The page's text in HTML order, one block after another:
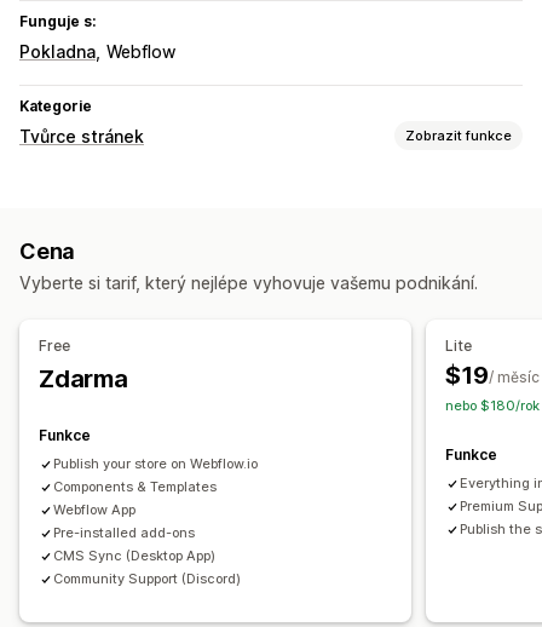
Funguje s:
Pokladna Webflow
Kategorie
Tvůrce stránek Zobrazit funkce
Kolekce
Stránky Centrum nápovědy Stránky Kontakt Stránky O nás
Zápatí
Stránky 404
Stránky Kariéra
Stránka Recenze
Vlastní stránky
Správa stránek
Nástroj Editor Prvky Šablony
Automatizace Stránky návrhů
Hromadné úpravy
Cena
Vyberte si tarif, který nejlépe vyhovuje vašemu podnikání.
Free
Zdarma
Funkce
Publish your store on Webflow.io
Components & Templates
Webflow App
Pre-installed add-ons
CMS Sync (Desktop App)
Community Support (Discord)
Lite
$19/ měsíc
nebo $180/rok
Funkce
Everything
Premium
Publish the